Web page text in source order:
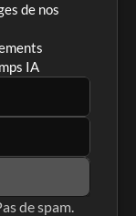
de nos
IA
de spam.